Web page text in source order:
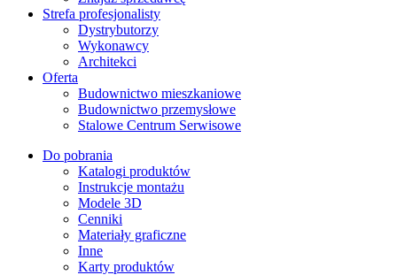
Strefa profesjonalisty
Dystrybutorzy
Wykonawcy
Architekci
Oferta
Budownictwo mieszkaniowe
Budownictwo przemysłowe
Stalowe Centrum Serwisowe
Do pobrania
Katalogi produktów
Instrukcje montażu
Modele 3D
Cenniki
Materiały graficzne
Inne
Karty produktów